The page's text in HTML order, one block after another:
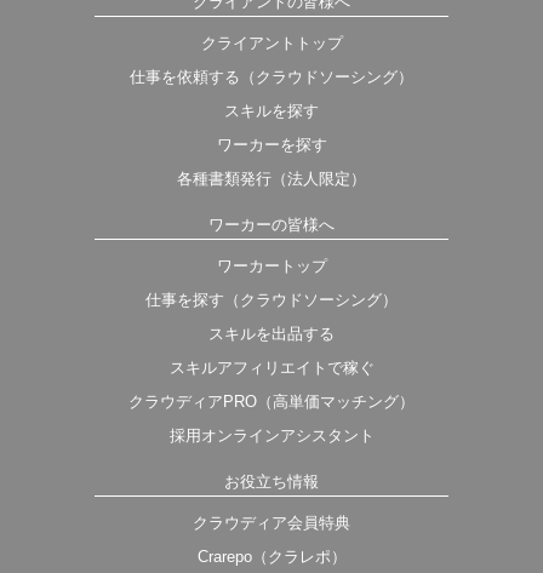
クライアントトップ
仕事を依頼する（クラウドソーシング）
スキルを探す
ワーカーを探す
各種書類発行（法人限定）
ワーカーの皆様へ
ワーカートップ
仕事を探す（クラウドソーシング）
スキルを出品する
スキルアフィリエイトで稼ぐ
クラウディアPRO（高単価マッチング）
採用オンラインアシスタント
お役立ち情報
クラウディア会員特典
Crarepo（クラレポ）